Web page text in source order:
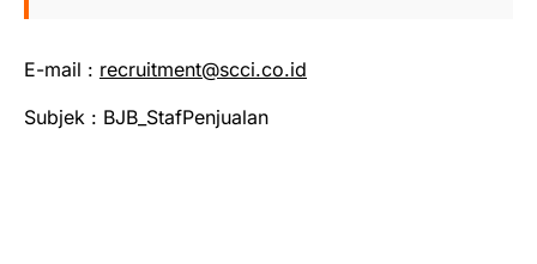
E-mail : recruitment@scci.co.id
Subjek : BJB_StafPenjualan